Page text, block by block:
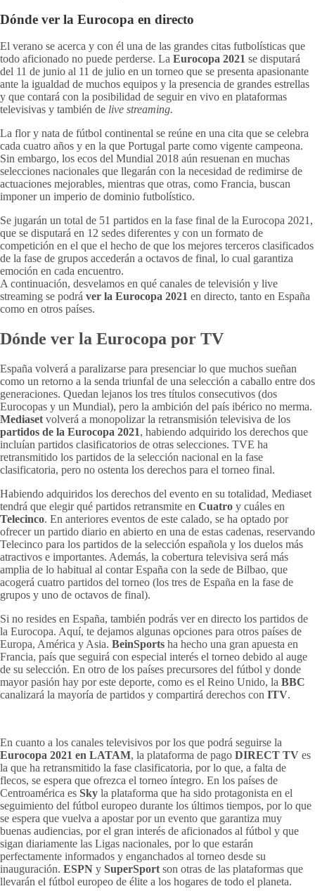
Dónde ver la Eurocopa en directo
El verano se acerca y con él una de las grandes citas futbolísticas que
todo aficionado no puede perderse. La Eurocopa 2021 se disputará
del 11 de junio al 11 de julio en un torneo que se presenta apasionante
ante la igualdad de muchos equipos y la presencia de grandes estrellas
y que contará con la posibilidad de seguir en vivo en plataformas
televisivas y también de live streaming.
La flor y nata de fútbol continental se reúne en una cita que se celebra
cada cuatro años y en la que Portugal parte como vigente campeona.
Sin embargo, los ecos del Mundial 2018 aún resuenan en muchas
selecciones nacionales que llegarán con la necesidad de redimirse de
actuaciones mejorables, mientras que otras, como Francia, buscan
imponer un imperio de dominio futbolístico.
Se jugarán un total de 51 partidos en la fase final de la Eurocopa 2021,
que se disputará en 12 sedes diferentes y con un formato de
competición en el que el hecho de que los mejores terceros clasificados
de la fase de grupos accederán a octavos de final, lo cual garantiza
emoción en cada encuentro.
A continuación, desvelamos en qué canales de televisión y live
streaming se podrá ver la Eurocopa 2021 en directo, tanto en España
como en otros países.
Dónde ver la Eurocopa por TV
España volverá a paralizarse para presenciar lo que muchos sueñan
como un retorno a la senda triunfal de una selección a caballo entre dos
generaciones. Quedan lejanos los tres títulos consecutivos (dos
Eurocopas y un Mundial), pero la ambición del país ibérico no merma.
Mediaset volverá a monopolizar la retransmisión televisiva de los
partidos de la Eurocopa 2021, habiendo adquirido los derechos que
incluían partidos clasificatorios de otras selecciones. TVE ha
retransmitido los partidos de la selección nacional en la fase
clasificatoria, pero no ostenta los derechos para el torneo final.
Habiendo adquiridos los derechos del evento en su totalidad, Mediaset
tendrá que elegir qué partidos retransmite en Cuatro y cuáles en
Telecinco. En anteriores eventos de este calado, se ha optado por
ofrecer un partido diario en abierto en una de estas cadenas, reservando
Telecinco para los partidos de la selección española y los duelos más
atractivos e importantes. Además, la cobertura televisiva será más
amplia de lo habitual al contar España con la sede de Bilbao, que
acogerá cuatro partidos del torneo (los tres de España en la fase de
grupos y uno de octavos de final).
Si no resides en España, también podrás ver en directo los partidos de
la Eurocopa. Aquí, te dejamos algunas opciones para otros países de
Europa, América y Asia. BeinSports ha hecho una gran apuesta en
Francia, país que seguirá con especial interés el torneo debido al auge
de su selección. En otro de los países precursores del fútbol y donde
mayor pasión hay por este deporte, como es el Reino Unido, la BBC
canalizará la mayoría de partidos y compartirá derechos con ITV.
En cuanto a los canales televisivos por los que podrá seguirse la
Eurocopa 2021 en LATAM, la plataforma de pago DIRECT TV es
la que ha retransmitido la fase clasificatoria, por lo que, a falta de
flecos, se espera que ofrezca el torneo íntegro. En los países de
Centroamérica es Sky la plataforma que ha sido protagonista en el
seguimiento del fútbol europeo durante los últimos tiempos, por lo que
se espera que vuelva a apostar por un evento que garantiza muy
buenas audiencias, por el gran interés de aficionados al fútbol y que
sigan diariamente las Ligas nacionales, por lo que estarán
perfectamente informados y enganchados al torneo desde su
inauguración. ESPN y SuperSport son otras de las plataformas que
llevarán el fútbol europeo de élite a los hogares de todo el planeta.